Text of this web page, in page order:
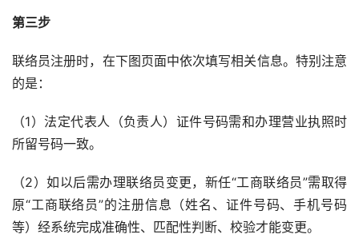
第三步
联络员注册时，在下图页面中依次填写相关信息。特别注意
的是：
（1）法定代表人（负责人）证件号码需和办理营业执照时
所留号码一致。
（2）如以后需办理联络员变更，新任“工商联络员”需取得
原“工商联络员”的注册信息（姓名、证件号码、手机号码
等）经系统完成准确性、匹配性判断、校验才能变更。